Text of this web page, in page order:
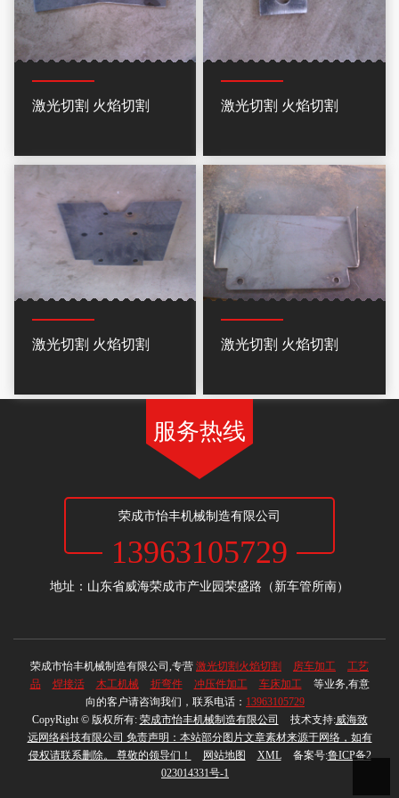
激光切割 火焰切割 激光切割 火焰切割
激光切割 火焰切割 激光切割 火焰切割
服务热线
荣成市怡丰机械制造有限公司
13963105729
地址：山东省威海荣成市产业园荣盛路（新车管所南）
荣成市怡丰机械制造有限公司,专营 激光切割火焰切割 房车加工
工艺
品
焊接活 木工机械 折弯件 冲压件加工 车床加工
等业务,有意
向的客户请咨询我们，联系电话： 13963105729
CopyRight © 版权所有: 荣成市怡丰机械制造有限公司 技术支持:威海致
远网络科技有限公司 免责声明：本站部分图片文章素材来源于网络，如有
侵权请联系删除。 尊敬的领导们！
网站地图 XML 备案号:鲁ICP备2
023014331号-1